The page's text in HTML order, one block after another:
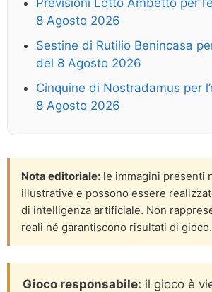
8 Agosto 2026
Sestine di Rutilio Benincasa
del 8 Agosto 2026
Cinquine di Nostradamus per
8 Agosto 2026
Nota editoriale: le immagini presenti
illustrative e possono essere
di intelligenza artificiale. Non
reali né garantiscono risultati di gioco.
Gioco responsabile: il gioco è